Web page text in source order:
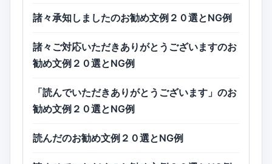
諸々承知しましたのお勧め文例２０選とNG例
諸々ご対応いただきありがとうございますのお
勧め文例２０選とNG例
「読んでいただきありがとうございます」のお
勧め文例２０選とNG例
読んだのお勧め文例２０選とNG例